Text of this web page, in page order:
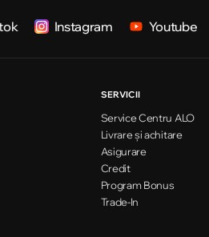
Instagram Youtube
SERVICII
Service Centru ALO
Livrare și achitare
Asigurare
Credit
Program Bonus
Trade-In